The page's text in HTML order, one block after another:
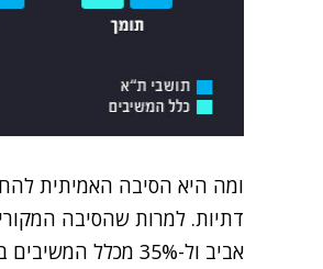
ומה היא הסיבה האמיתית
אביב ול-35%